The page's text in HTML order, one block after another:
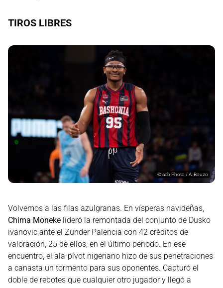
TIROS LIBRES
©acb Photo / A. Bouzo
Volvemos a las filas azulgranas. En vísperas navideñas,
Chima Moneke lideró la remontada del conjunto de Dusko
ivanovic ante el Zunder Palencia con 42 créditos de
valoración, 25 de ellos, en el último periodo. En ese
encuentro, el ala-pívot nigeriano hizo de sus penetraciones
a canasta un tormento para sus oponentes. Capturó el
doble de rebotes que cualquier otro jugador y llegó a